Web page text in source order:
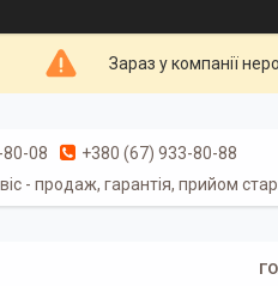
Зараз у компанії
80-08
+380 (67) 933-80-88
- продаж, гарантія, прийом